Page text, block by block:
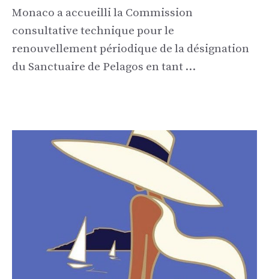
Monaco a accueilli la Commission
consultative technique pour le
renouvellement périodique de la désignation
du Sanctuaire de Pelagos en tant …